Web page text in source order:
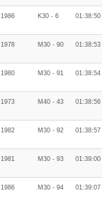
1986 K30 - 6 01:38:50
1978 M30 - 90 01:38:53
1980 M30 - 91 01:38:54
1973 M40 - 43 01:38:56
1982 M30 - 92 01:38:57
1981 M30 - 93 01:39:00
1986 M30 - 94 01:39:07